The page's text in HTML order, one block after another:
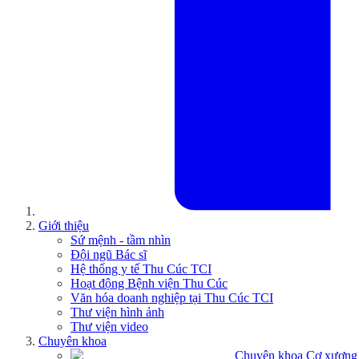
Giới thiệu
Sứ mệnh - tầm nhìn
Đội ngũ Bác sĩ
Hệ thống y tế Thu Cúc TCI
Hoạt động Bệnh viện Thu Cúc
Văn hóa doanh nghiệp tại Thu Cúc TCI
Thư viện hình ảnh
Thư viện video
Chuyên khoa
Chuyên khoa Cơ